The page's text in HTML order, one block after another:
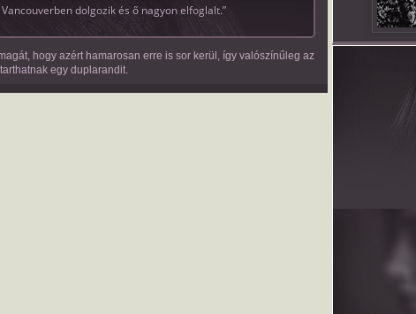
Vancouverben dolgozik és ő nagyon elfoglalt.”
hogy azért hamarosan erre is sor kerül, így valószínűleg az
egy duplarandit.